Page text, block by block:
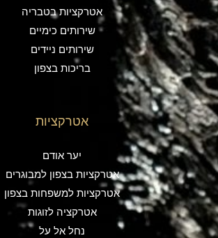
אטרקציות בטבריה
שירותים כימיים
שירותים ניידים
בריכות בצפון
אטרקציות
יער אודם
אטרקציות בצפון למבוגרים
אטרקציות למשפחות בצפון
אטרקציה לזוגות
נחל אל על